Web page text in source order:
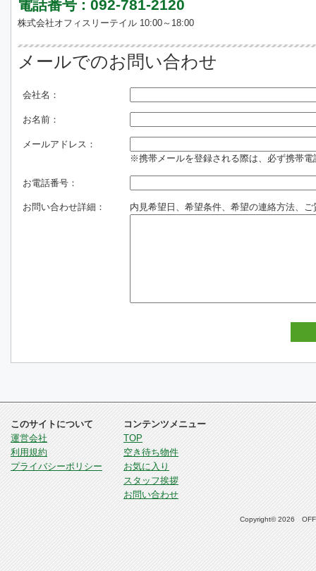
電話番号 : 092-781-2120
株式会社オフィスリーテイル 10:00～18:00
メールでのお問い合わせ
会社名：
お名前：
メールアドレス：
※携帯メールを登録される際は、必ず携帯
お電話番号：
お問い合わせ詳細： 内見希望日、希望条件、希望の連絡方法、ご
このサイトについて
運営会社
利用規約
プライバシーポリシー
コンテンツメニュー
TOP
空き待ち物件
お気に入り
スタッフ挨拶
お問い合わせ
Copyright© 2026